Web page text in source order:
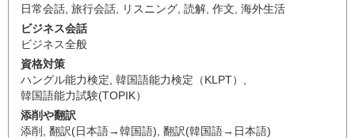
日常会話 旅行会話 リスニング 読解 作文 海外生活
ビジネス会話
ビジネス全般
資格対策
ハングル能力検定 韓国語能力検定（KLPT）
韓国語能力試験(TOPIK）
添削や翻訳
添削
翻訳(日本語→韓国語) 翻訳(韓国語→日本語)